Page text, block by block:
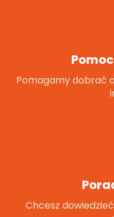
Pomagamy dobrać
Chcesz